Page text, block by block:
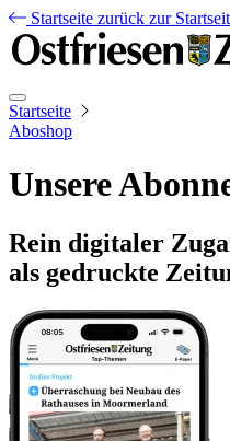
Startseite zurück zur
Startseite
Aboshop
Unsere
Rein digitaler
als gedruckte